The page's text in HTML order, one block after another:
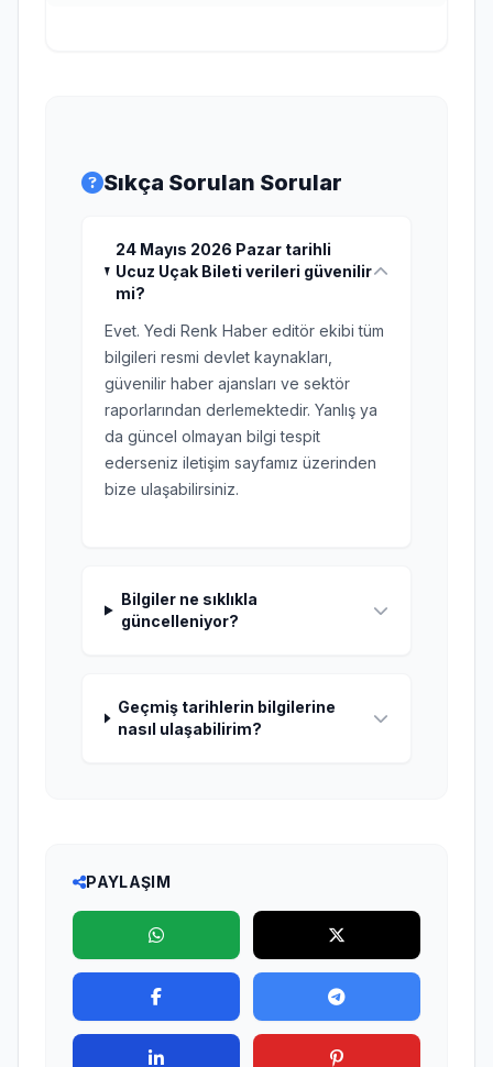
Sıkça Sorulan Sorular
24 Mayıs 2026 Pazar tarihli
Ucuz Uçak Bileti verileri güvenilir
mi?
Evet. Yedi Renk Haber editör ekibi tüm
bilgileri resmi devlet kaynakları,
güvenilir haber ajansları ve sektör
raporlarından derlemektedir. Yanlış ya
da güncel olmayan bilgi tespit
ederseniz iletişim sayfamız üzerinden
bize ulaşabilirsiniz.
Bilgiler ne sıklıkla
güncelleniyor?
Geçmiş tarihlerin bilgilerine
nasıl ulaşabilirim?
PAYLAŞIM